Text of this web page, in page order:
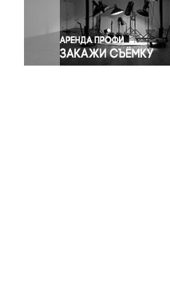
Экология
Экономика и бизнес